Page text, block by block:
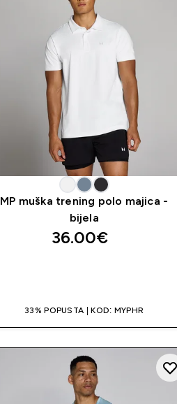
MP muška trening polo majica -
bijela
36.00€‎
33% POPUSTA | KOD: MYPHR